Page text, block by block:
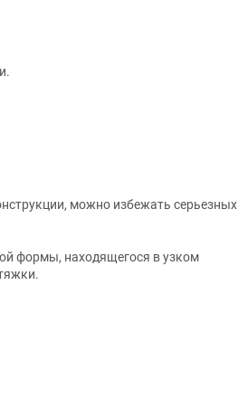
можно избежать серьезных
формы, находящегося в узком